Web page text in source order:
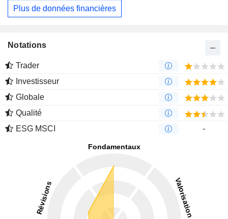
Plus de données financières
Notations
Trader
Investisseur
Globale
Qualité
ESG MSCI
-